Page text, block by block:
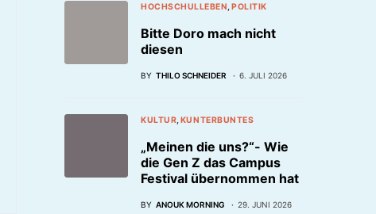
HOCHSCHULLEBEN POLITIK
Bitte Doro mach nicht
diesen
BY THILO SCHNEIDER 6. JULI 2026
KULTUR KUNTERBUNTES
„Meinen die uns?“- Wie
die Gen Z das Campus
Festival übernommen hat
BY ANOUK MORNING 29. JUNI 2026